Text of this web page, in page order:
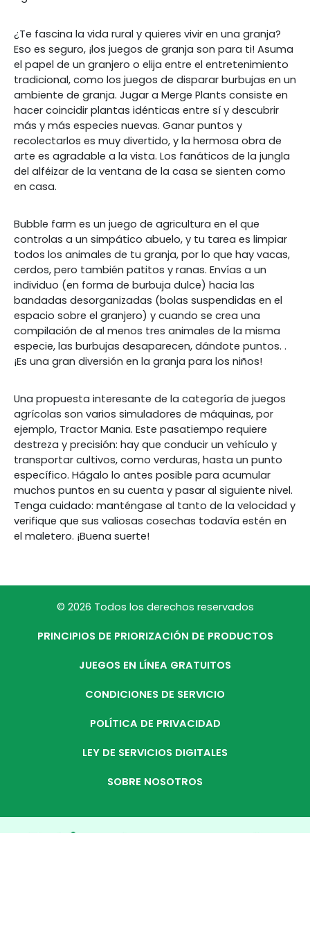
¿Te fascina la vida rural y quieres vivir en una granja?
Eso es seguro, ¡los juegos de granja son para ti! Asuma
el papel de un granjero o elija entre el entretenimiento
tradicional, como los juegos de disparar burbujas en un
ambiente de granja. Jugar a Merge Plants consiste en
hacer coincidir plantas idénticas entre sí y descubrir
más y más especies nuevas. Ganar puntos y
recolectarlos es muy divertido, y la hermosa obra de
arte es agradable a la vista. Los fanáticos de la jungla
del alféizar de la ventana de la casa se sienten como
en casa.
Bubble farm es un juego de agricultura en el que
controlas a un simpático abuelo, y tu tarea es limpiar
todos los animales de tu granja, por lo que hay vacas,
cerdos, pero también patitos y ranas. Envías a un
individuo (en forma de burbuja dulce) hacia las
bandadas desorganizadas (bolas suspendidas en el
espacio sobre el granjero) y cuando se crea una
compilación de al menos tres animales de la misma
especie, las burbujas desaparecen, dándote puntos. .
¡Es una gran diversión en la granja para los niños!
Una propuesta interesante de la categoría de juegos
agrícolas son varios simuladores de máquinas, por
ejemplo, Tractor Mania. Este pasatiempo requiere
destreza y precisión: hay que conducir un vehículo y
transportar cultivos, como verduras, hasta un punto
específico. Hágalo lo antes posible para acumular
muchos puntos en su cuenta y pasar al siguiente nivel.
Tenga cuidado: manténgase al tanto de la velocidad y
verifique que sus valiosas cosechas todavía estén en
el maletero. ¡Buena suerte!
© 2026 Todos los derechos reservados
PRINCIPIOS DE PRIORIZACIÓN DE PRODUCTOS
JUEGOS EN LÍNEA GRATUITOS
CONDICIONES DE SERVICIO
POLÍTICA DE PRIVACIDAD
LEY DE SERVICIOS DIGITALES
SOBRE NOSOTROS